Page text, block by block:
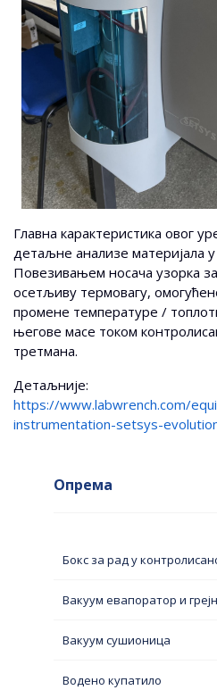
Главна карактеристика овог
детаљне анализе материјала
Повезивањем носача узорка
осетљиву термовагу,
промене температуре /
његове масе током
третмана.
Детаљније:
https://www.labwrench.com/
instrumentation-setsys-
Опрема
Бокс за рад у
Вакуум евапоратор и
Вакуум сушионица
Водено купатило